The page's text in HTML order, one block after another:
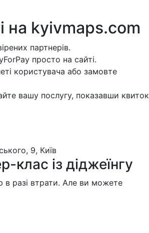
на kyivmaps.com
партнерів.
просто на сайті.
користувача або замовте
вашу послугу, показавши квиток
9, Київ
клас із діджеїнгу
в разі втрати. Але ви можете